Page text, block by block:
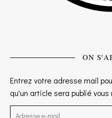
ON
Entrez votre adresse mail
qu'un article sera publié
Adresse e-mail